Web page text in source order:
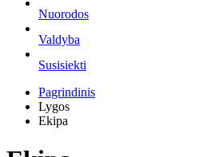
Nuorodos
Valdyba
Susisiekti
Pagrindinis
Lygos
Ekipa